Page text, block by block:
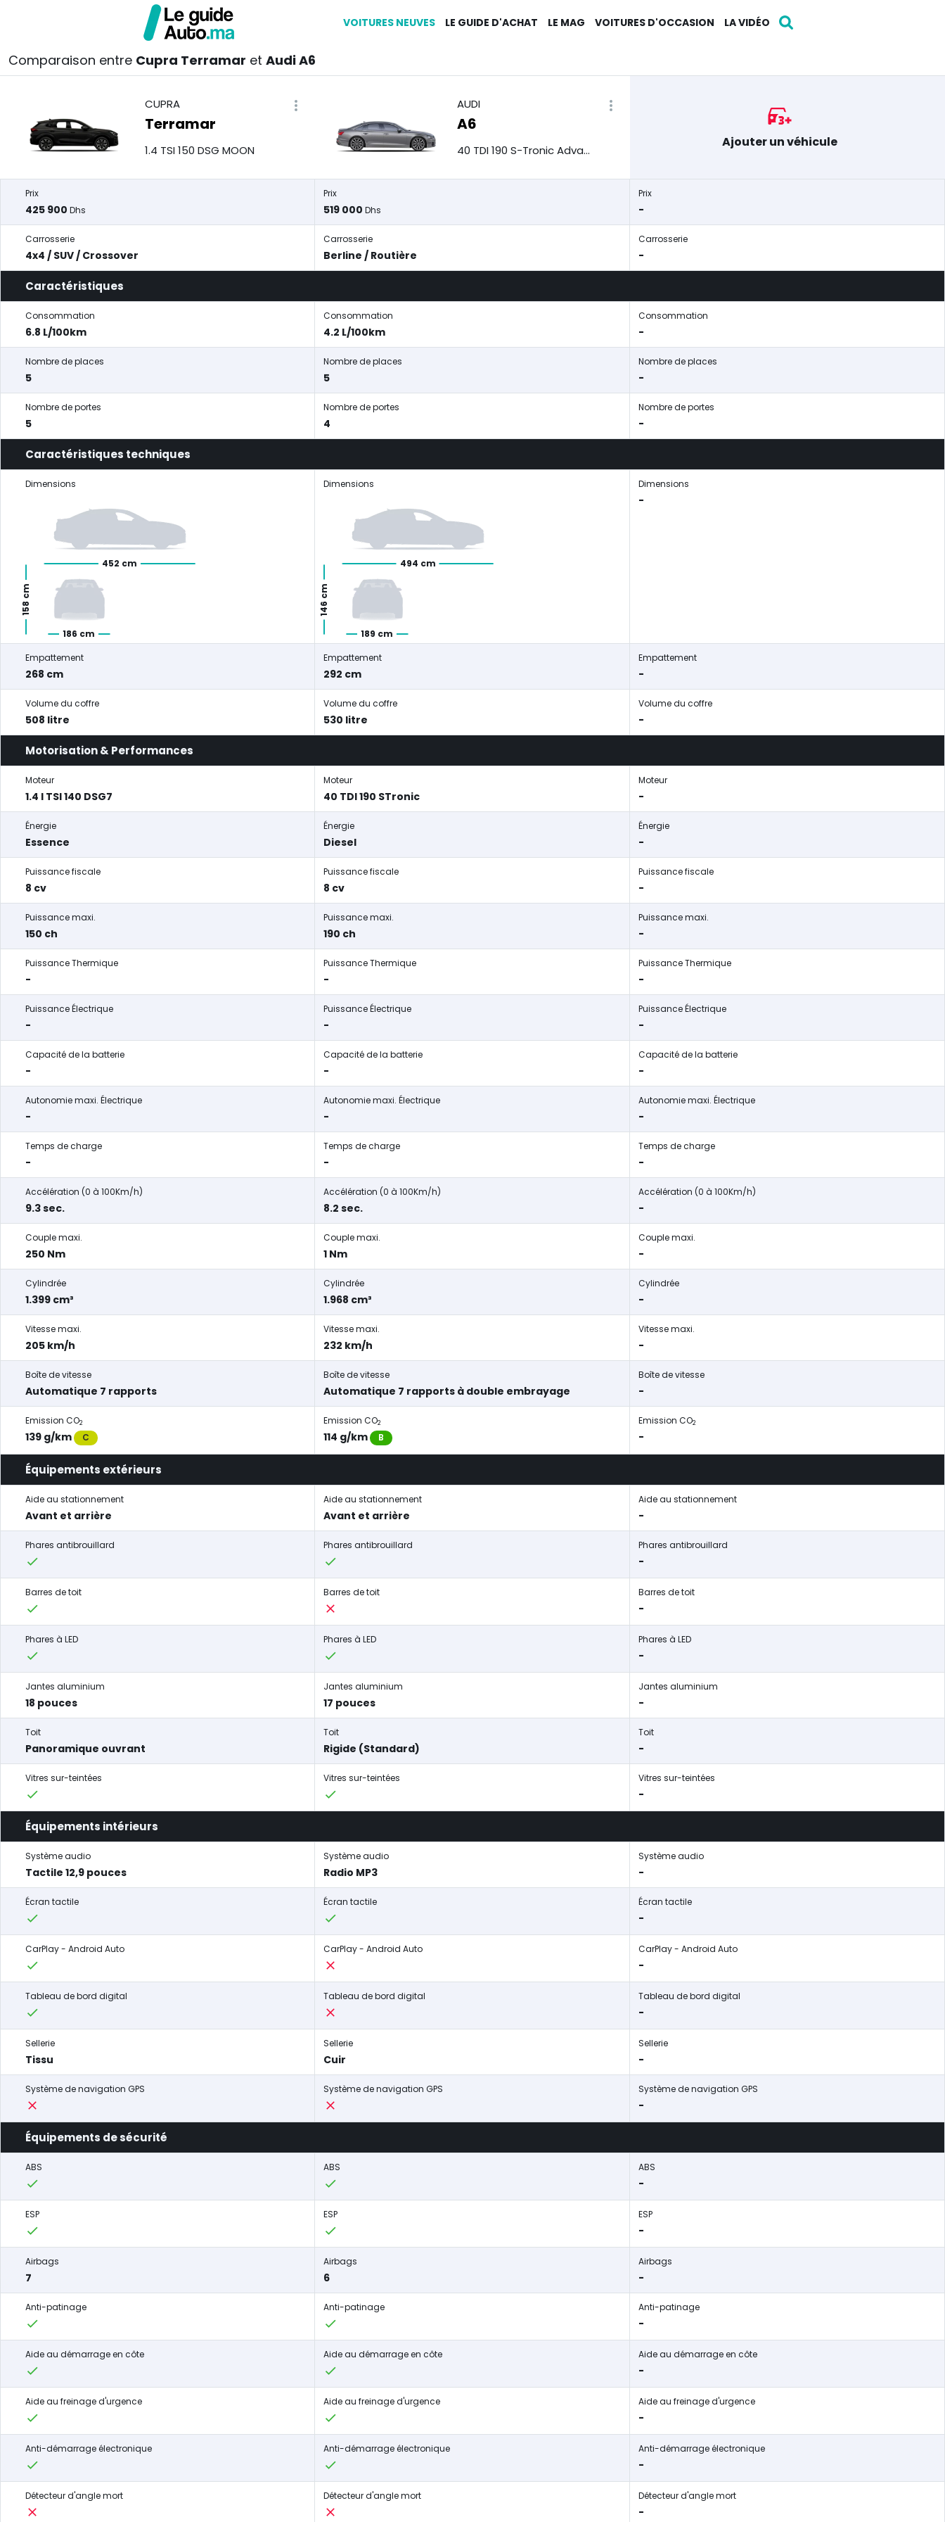
VOITURES NEUVES LE GUIDE D'ACHAT LE MAG VOITURES D'OCCASION LA VIDÉO
Comparaison entre Cupra Terramar et Audi A6
CUPRA
Terramar
1.4 TSI 150 DSG MOON
AUDI
A6
40 TDI 190 S-Tronic Advanced
Ajouter un véhicule
Prix
425 900 Dhs
Prix
519 000 Dhs
Prix
-
Carrosserie
4x4 / SUV / Crossover
Carrosserie
Berline / Routière
Carrosserie
-
Caractéristiques
Consommation
6.8 L/100km
Consommation
4.2 L/100km
Consommation
-
Nombre de places
5
Nombre de places
5
Nombre de places
-
Nombre de portes
5
Nombre de portes
4
Nombre de portes
-
Caractéristiques techniques
Dimensions
452 cm
186 cm
158 cm
Dimensions
494 cm
189 cm
146 cm
Dimensions
-
Empattement
268 cm
Empattement
292 cm
Empattement
-
Volume du coffre
508 litre
Volume du coffre
530 litre
Volume du coffre
-
Motorisation & Performances
Moteur
1.4 l TSI 140 DSG7
Moteur
40 TDI 190 STronic
Moteur
-
Énergie
Essence
Énergie
Diesel
Énergie
-
Puissance fiscale
8 cv
Puissance fiscale
8 cv
Puissance fiscale
-
Puissance maxi.
150 ch
Puissance maxi.
190 ch
Puissance maxi.
-
Puissance Thermique
-
Puissance Thermique
-
Puissance Thermique
-
Puissance Électrique
-
Puissance Électrique
-
Puissance Électrique
-
Capacité de la batterie
-
Capacité de la batterie
-
Capacité de la batterie
-
Autonomie maxi. Électrique
-
Autonomie maxi. Électrique
-
Autonomie maxi. Électrique
-
Temps de charge
-
Temps de charge
-
Temps de charge
-
Accélération (0 à 100Km/h)
9.3 sec.
Accélération (0 à 100Km/h)
8.2 sec.
Accélération (0 à 100Km/h)
-
Couple maxi.
250 Nm
Couple maxi.
1 Nm
Couple maxi.
-
Cylindrée
1.399 cm³
Cylindrée
1.968 cm³
Cylindrée
-
Vitesse maxi.
205 km/h
Vitesse maxi.
232 km/h
Vitesse maxi.
-
Boîte de vitesse
Automatique 7 rapports
Boîte de vitesse
Automatique 7 rapports à double embrayage
Boîte de vitesse
-
Emission CO2
139 g/km C
Emission CO2
114 g/km B
Emission CO2
-
Équipements extérieurs
Aide au stationnement
Avant et arrière
Aide au stationnement
Avant et arrière
Aide au stationnement
-
Phares antibrouillard Phares antibrouillard Phares antibrouillard
-
Barres de toit Barres de toit Barres de toit
-
Phares à LED Phares à LED Phares à LED
-
Jantes aluminium
18 pouces
Jantes aluminium
17 pouces
Jantes aluminium
-
Toit
Panoramique ouvrant
Toit
Rigide (Standard)
Toit
-
Vitres sur-teintées Vitres sur-teintées Vitres sur-teintées
-
Équipements intérieurs
Système audio
Tactile 12,9 pouces
Système audio
Radio MP3
Système audio
-
Écran tactile Écran tactile Écran tactile
-
CarPlay - Android Auto CarPlay - Android Auto CarPlay - Android Auto
-
Tableau de bord digital Tableau de bord digital Tableau de bord digital
-
Sellerie
Tissu
Sellerie
Cuir
Sellerie
-
Système de navigation GPS Système de navigation GPS Système de navigation GPS
-
Équipements de sécurité
ABS ABS ABS
-
ESP ESP ESP
-
Airbags
7
Airbags
6
Airbags
-
Anti-patinage Anti-patinage Anti-patinage
-
Aide au démarrage en côte Aide au démarrage en côte Aide au démarrage en côte
-
Aide au freinage d'urgence Aide au freinage d'urgence Aide au freinage d'urgence
-
Anti-démarrage électronique Anti-démarrage électronique Anti-démarrage électronique
-
Détecteur d'angle mort Détecteur d'angle mort Détecteur d'angle mort
-